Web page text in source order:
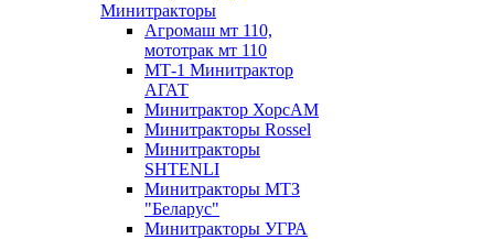
Минитракторы
Агромаш мт 110,
мототрак мт 110
МТ-1 Минитрактор
АГАТ
Минитрактор ХорсАМ
Минитракторы Rossel
Минитракторы
SHTENLI
Минитракторы МТЗ
"Беларус"
Минитракторы УГРА